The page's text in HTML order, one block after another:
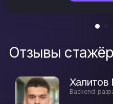
Отзывы
Backend-